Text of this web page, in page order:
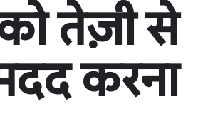
तेज़ी से
करना